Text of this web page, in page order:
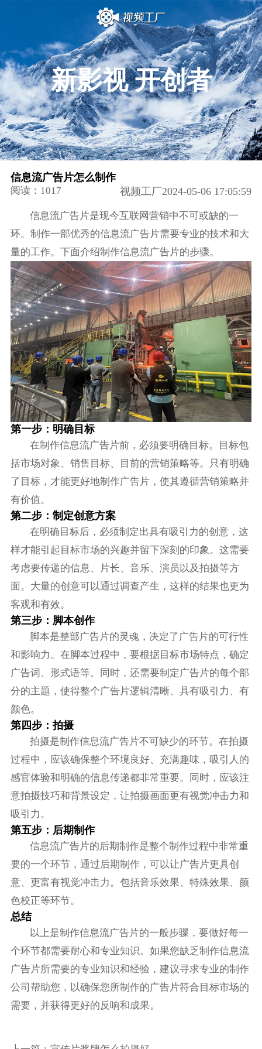
新影视 开创者
信息流广告片怎么制作
阅读：1017 视频工厂2024-05-06 17:05:59
信息流广告片是现今互联网营销中不可或缺的一
环。制作一部优秀的信息流广告片需要专业的技术和大
量的工作。下面介绍制作信息流广告片的步骤。
第一步：明确目标
在制作信息流广告片前，必须要明确目标。目标包
括市场对象、销售目标、目前的营销策略等。只有明确
了目标，才能更好地制作广告片，使其遵循营销策略并
有价值。
第二步：制定创意方案
在明确目标后，必须制定出具有吸引力的创意，这
样才能引起目标市场的兴趣并留下深刻的印象。这需要
考虑要传递的信息、片长、音乐、演员以及拍摄等方
面。大量的创意可以通过调查产生，这样的结果也更为
客观和有效。
第三步：脚本创作
脚本是整部广告片的灵魂，决定了广告片的可行性
和影响力。在脚本过程中，要根据目标市场特点，确定
广告词、形式语等。同时，还需要制定广告片的每个部
分的主题，使得整个广告片逻辑清晰、具有吸引力、有
颜色。
第四步：拍摄
拍摄是制作信息流广告片不可缺少的环节。在拍摄
过程中，应该确保整个环境良好、充满趣味，吸引人的
感官体验和明确的信息传递都非常重要。同时，应该注
意拍摄技巧和背景设定，让拍摄画面更有视觉冲击力和
吸引力。
第五步：后期制作
信息流广告片的后期制作是整个制作过程中非常重
要的一个环节，通过后期制作，可以让广告片更具创
意、更富有视觉冲击力。包括音乐效果、特殊效果、颜
色校正等环节。
总结
以上是制作信息流广告片的一般步骤，要做好每一
个环节都需要耐心和专业知识。如果您缺乏制作信息流
广告片所需要的专业知识和经验，建议寻求专业的制作
公司帮助您，以确保您所制作的广告片符合目标市场的
需要，并获得更好的反响和成果。